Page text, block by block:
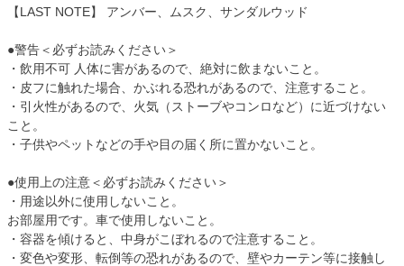
【LAST NOTE】 アンバー、ムスク、サンダルウッド
●警告＜必ずお読みください＞
・飲用不可 人体に害があるので、絶対に飲まないこと。
・皮フに触れた場合、かぶれる恐れがあるので、注意すること。
・引火性があるので、火気（ストーブやコンロなど）に近づけない
こと。
・子供やペットなどの手や目の届く所に置かないこと。
●使用上の注意＜必ずお読みください＞
・用途以外に使用しないこと。
お部屋用です。車で使用しないこと。
・容器を傾けると、中身がこぼれるので注意すること。
・変色や変形、転倒等の恐れがあるので、壁やカーテン等に接触し